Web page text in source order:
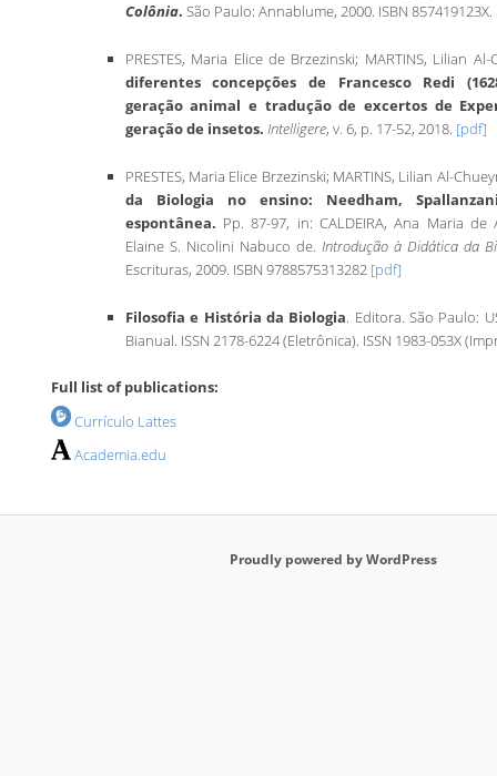
Colônia. São Paulo: Annablume, 2000. ISBN 857419123X.
PRESTES, Maria Elice de Brzezinski; MARTINS, Lilian
diferentes concepções de Francesco Redi
geração animal e tradução de excertos de
geração de insetos. Intelligere, v. 6, p. 17-52, 2018. [pdf]
PRESTES, Maria Elice Brzezinski; MARTINS, Lilian Al-
da Biologia no ensino: Needham,
espontânea. Pp. 87-97, in: CALDEIRA, Ana Maria de
Elaine S. Nicolini Nabuco de.Introdução à Didática da
Escrituras, 2009. ISBN 9788575313282 [pdf]
Filosofia e História da Biologia. Editora. São Paulo:
Bianual. ISSN 2178-6224 (Eletrônica). ISSN 1983-053X
Full list of publications:
Currículo Lattes
Academia.edu
Proudly powered by WordPress